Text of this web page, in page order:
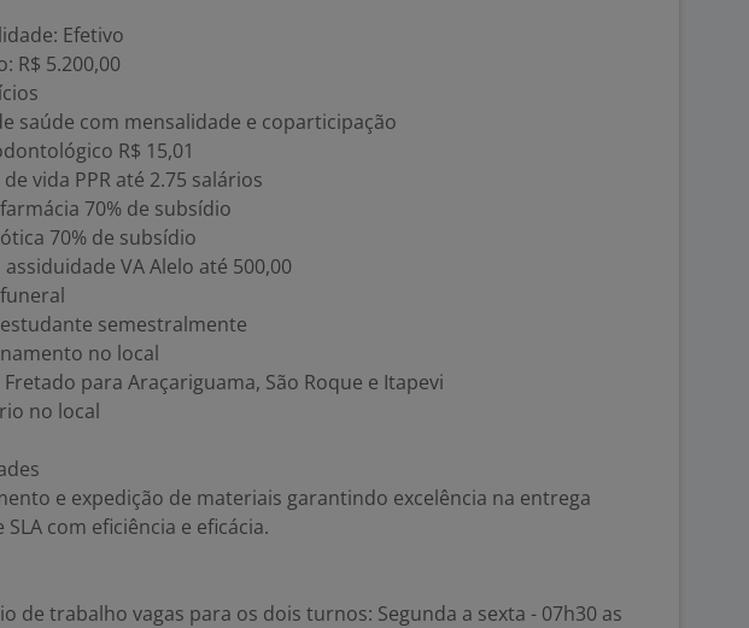
Efetivo
R$ 5.200,00
saúde com mensalidade e coparticipação
R$ 15,01
vida PPR até 2.75 salários
70% de subsídio
70% de subsídio
VA Alelo até 500,00
semestralmente
no local
para Araçariguama, São Roque e Itapevi
no local
e expedição de materiais garantindo excelência na entrega
SLA com eficiência e eficácia.
de trabalho vagas para os dois turnos: Segunda a sexta - 07h30 as